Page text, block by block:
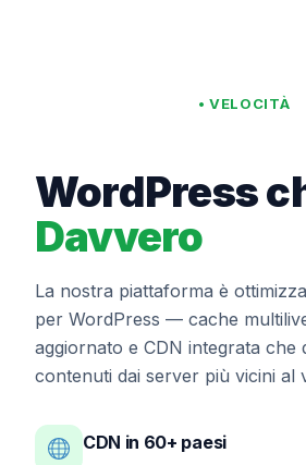
• VELOCITÀ
WordPress
Davvero
La nostra piattaforma è
per WordPress — cache
aggiornato e CDN integrata che
contenuti dai server più vicini al
CDN in 60+ paesi